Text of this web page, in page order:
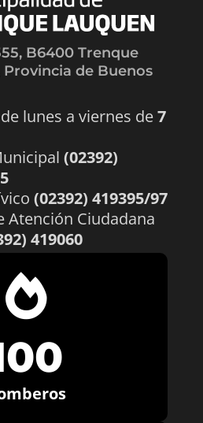
B6400 Trenque
Provincia de Buenos
de lunes a viernes de7
(02392)
(02392) 419395/97
Atención Ciudadana
419060
